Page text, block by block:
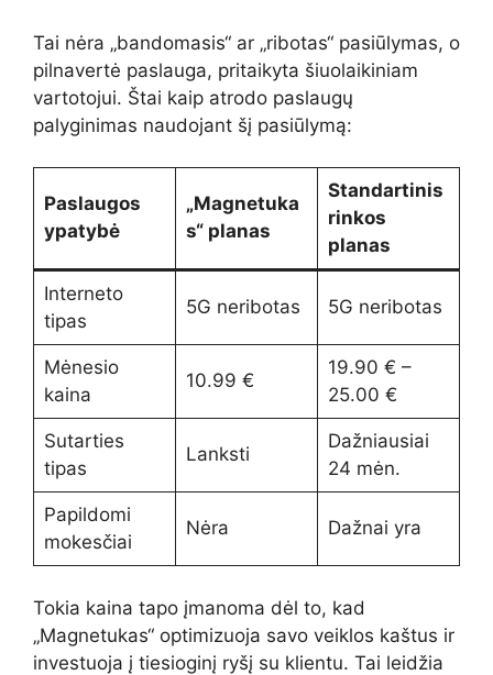
Tai nėra „bandomasis“ ar „ribotas“ pasiūlymas, o
pilnavertė paslauga, pritaikyta šiuolaikiniam
vartotojui. Štai kaip atrodo paslaugų
palyginimas naudojant šį pasiūlymą:
Paslaugos
ypatybė
„Magnetuka
s“ planas
Standartinis
rinkos
planas
Interneto
tipas
5G neribotas 5G neribotas
Mėnesio
kaina
10.99 €
19.90 € –
25.00 €
Sutarties
tipas
Lanksti
Dažniausiai
24 mėn.
Papildomi
mokesčiai
Nėra Dažnai yra
Tokia kaina tapo įmanoma dėl to, kad
„Magnetukas“ optimizuoja savo veiklos kaštus ir
investuoja į tiesioginį ryšį su klientu. Tai leidžia